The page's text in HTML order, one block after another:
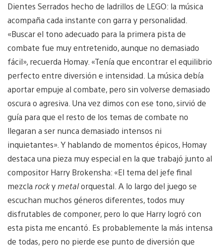
Dientes Serrados hecho de ladrillos de LEGO: la música
acompaña cada instante con garra y personalidad.
«Buscar el tono adecuado para la primera pista de
combate fue muy entretenido, aunque no demasiado
fácil», recuerda Homay. «Tenía que encontrar el equilibrio
perfecto entre diversión e intensidad. La música debía
aportar empuje al combate, pero sin volverse demasiado
oscura o agresiva. Una vez dimos con ese tono, sirvió de
guía para que el resto de los temas de combate no
llegaran a ser nunca demasiado intensos ni
inquietantes». Y hablando de momentos épicos, Homay
destaca una pieza muy especial en la que trabajó junto al
compositor Harry Brokensha: «El tema del jefe final
mezcla rocky metalorquestal. A lo largo del juego se
escuchan muchos géneros diferentes, todos muy
disfrutables de componer, pero lo que Harry logró con
esta pista me encantó. Es probablemente la más intensa
de todas, pero no pierde ese punto de diversión que